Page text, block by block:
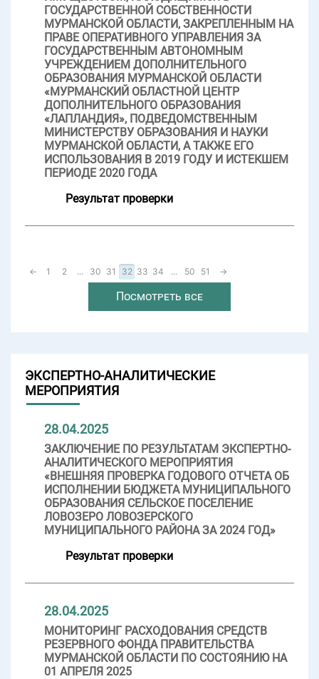
ГОСУДАРСТВЕННОЙ СОБСТВЕННОСТИ
МУРМАНСКОЙ ОБЛАСТИ, ЗАКРЕПЛЕННЫМ НА
ПРАВЕ ОПЕРАТИВНОГО УПРАВЛЕНИЯ ЗА
ГОСУДАРСТВЕННЫМ АВТОНОМНЫМ
УЧРЕЖДЕНИЕМ ДОПОЛНИТЕЛЬНОГО
ОБРАЗОВАНИЯ МУРМАНСКОЙ ОБЛАСТИ
«МУРМАНСКИЙ ОБЛАСТНОЙ ЦЕНТР
ДОПОЛНИТЕЛЬНОГО ОБРАЗОВАНИЯ
«ЛАПЛАНДИЯ», ПОДВЕДОМСТВЕННЫМ
МИНИСТЕРСТВУ ОБРАЗОВАНИЯ И НАУКИ
МУРМАНСКОЙ ОБЛАСТИ, А ТАКЖЕ ЕГО
ИСПОЛЬЗОВАНИЯ В 2019 ГОДУ И ИСТЕКШЕМ
ПЕРИОДЕ 2020 ГОДА
Результат проверки
← 1 2 ... 30 31 32 33 34 ... 50 51 →
Посмотреть все
ЭКСПЕРТНО-АНАЛИТИЧЕСКИЕ
МЕРОПРИЯТИЯ
28.04.2025
ЗАКЛЮЧЕНИЕ ПО РЕЗУЛЬТАТАМ ЭКСПЕРТНО-
АНАЛИТИЧЕСКОГО МЕРОПРИЯТИЯ
«ВНЕШНЯЯ ПРОВЕРКА ГОДОВОГО ОТЧЕТА ОБ
ИСПОЛНЕНИИ БЮДЖЕТА МУНИЦИПАЛЬНОГО
ОБРАЗОВАНИЯ СЕЛЬСКОЕ ПОСЕЛЕНИЕ
ЛОВОЗЕРО ЛОВОЗЕРСКОГО
МУНИЦИПАЛЬНОГО РАЙОНА ЗА 2024 ГОД»
Результат проверки
28.04.2025
МОНИТОРИНГ РАСХОДОВАНИЯ СРЕДСТВ
РЕЗЕРВНОГО ФОНДА ПРАВИТЕЛЬСТВА
МУРМАНСКОЙ ОБЛАСТИ ПО СОСТОЯНИЮ НА
01 АПРЕЛЯ 2025